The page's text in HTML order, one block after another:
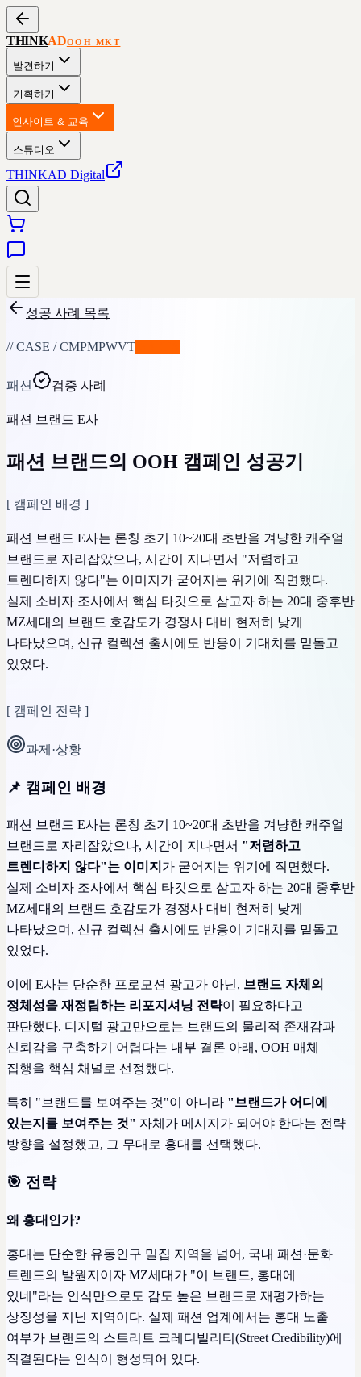
THINKADOOH MKT
발견하기
기획하기
인사이트 & 교육
스튜디오
THINKAD Digital
성공 사례 목록
// CASE / CMPMPWVT
패션 검증 사례
패션 브랜드 E사
패션 브랜드의 OOH 캠페인 성공기
[ 캠페인 배경 ]
패션 브랜드 E사는 론칭 초기 10~20대 초반을 겨냥한 캐주얼
브랜드로 자리잡았으나, 시간이 지나면서 "저렴하고
트렌디하지 않다"는 이미지가 굳어지는 위기에 직면했다.
실제 소비자 조사에서 핵심 타깃으로 삼고자 하는 20대 중후반
MZ세대의 브랜드 호감도가 경쟁사 대비 현저히 낮게
나타났으며, 신규 컬렉션 출시에도 반응이 기대치를 밑돌고
있었다.
[ 캠페인 전략 ]
과제·상황
📌 캠페인 배경
패션 브랜드 E사는 론칭 초기 10~20대 초반을 겨냥한 캐주얼
브랜드로 자리잡았으나, 시간이 지나면서 "저렴하고
트렌디하지 않다"는 이미지 가 굳어지는 위기에 직면했다.
실제 소비자 조사에서 핵심 타깃으로 삼고자 하는 20대 중후반
MZ세대의 브랜드 호감도가 경쟁사 대비 현저히 낮게
나타났으며, 신규 컬렉션 출시에도 반응이 기대치를 밑돌고
있었다.
이에 E사는 단순한 프로모션 광고가 아닌, 브랜드 자체의
정체성을 재정립하는 리포지셔닝 전략이 필요하다고
판단했다. 디지털 광고만으로는 브랜드의 물리적 존재감과
신뢰감을 구축하기 어렵다는 내부 결론 아래, OOH 매체
집행을 핵심 채널로 선정했다.
특히 "브랜드를 보여주는 것"이 아니라 "브랜드가 어디에
있는지를 보여주는 것" 자체가 메시지가 되어야 한다는 전략
방향을 설정했고, 그 무대로 홍대를 선택했다.
🎯 전략
왜 홍대인가?
홍대는 단순한 유동인구 밀집 지역을 넘어, 국내 패션·문화
트렌드의 발원지이자 MZ세대가 "이 브랜드, 홍대에
있네"라는 인식만으로도 감도 높은 브랜드로 재평가하는
상징성을 지닌 지역이다. 실제 패션 업계에서는 홍대 노출
여부가 브랜드의 스트리트 크레디빌리티(Street Credibility)에
직결된다는 인식이 형성되어 있다.